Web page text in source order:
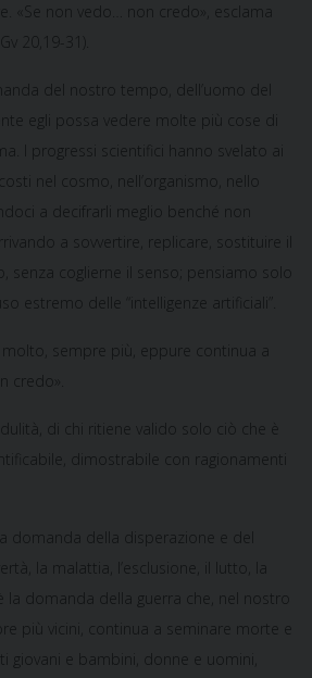
«Se non vedo… non credo», esclama
20,19-31).
del nostro tempo, dell’uomo del
egli possa vedere molte più cose di
I progressi scientifici hanno svelato ai
nel cosmo, nell’organismo, nello
a decifrarli meglio benché non
a sovvertire, replicare, sostituire il
senza coglierne il senso; pensiamo solo
estremo delle “intelligenze artificiali”.
molto, sempre più, eppure continua a
credo».
di chi ritiene valido solo ciò che è
dimostrabile con ragionamenti
domanda della disperazione e del
la malattia, l’esclusione, il lutto, la
la domanda della guerra che, nel nostro
più vicini, continua a seminare morte e
giovani e bambini, donne e uomini,